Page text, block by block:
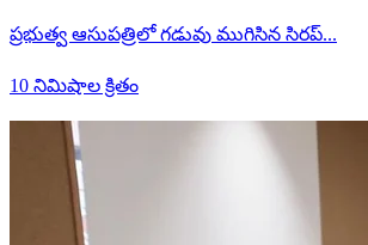
ప్రభుత్వ ఆసుపత్రిలో గడువు ముగిసిన సిరప్...
10 నిమిషాల క్రితం